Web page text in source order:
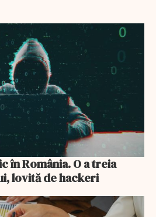
în România. O a treia
lovită de hackeri